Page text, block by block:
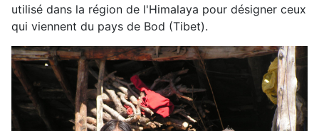
utilisé dans la région de l'Himalaya pour désigner ceux
qui viennent du pays de Bod (Tibet).